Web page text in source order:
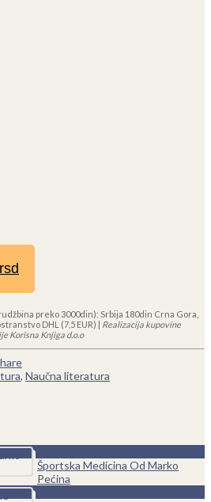
preko 3000din): Srbija 180din Crna Gora,
DHL (7,5 EUR) | Realizacija kupovine
Korisna Knjiga d.o.o
, Naučna literatura
Športska Medicina Od Marko
Pećina